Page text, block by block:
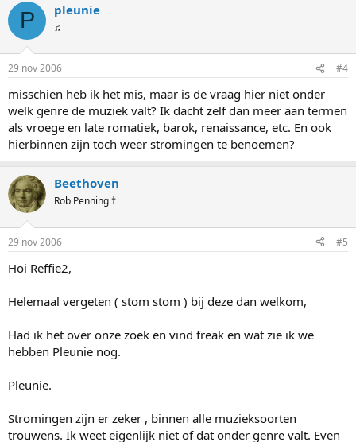
P pleunie
♫
29 nov 2006 #4
misschien heb ik het mis, maar is de vraag hier niet onder
welk genre de muziek valt? Ik dacht zelf dan meer aan termen
als vroege en late romatiek, barok, renaissance, etc. En ook
hierbinnen zijn toch weer stromingen te benoemen?
Beethoven
Rob Penning †
29 nov 2006 #5
Hoi Reffie2,
Helemaal vergeten ( stom stom ) bij deze dan welkom,
Had ik het over onze zoek en vind freak en wat zie ik we
hebben Pleunie nog.
Pleunie.
Stromingen zijn er zeker , binnen alle muzieksoorten
trouwens. Ik weet eigenlijk niet of dat onder genre valt. Even